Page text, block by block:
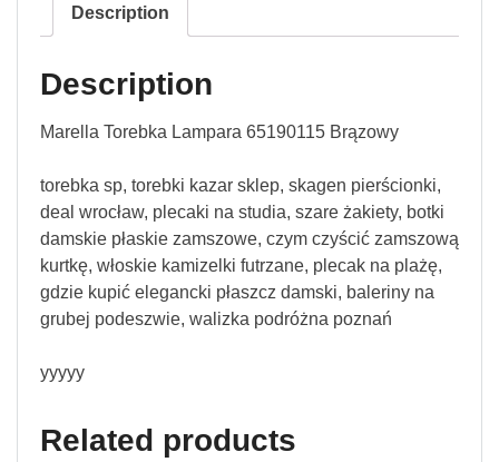
Description
Description
Marella Torebka Lampara 65190115 Brązowy
torebka sp, torebki kazar sklep, skagen pierścionki,
deal wrocław, plecaki na studia, szare żakiety, botki
damskie płaskie zamszowe, czym czyścić zamszową
kurtkę, włoskie kamizelki futrzane, plecak na plażę,
gdzie kupić elegancki płaszcz damski, baleriny na
grubej podeszwie, walizka podróżna poznań
yyyyy
Related products